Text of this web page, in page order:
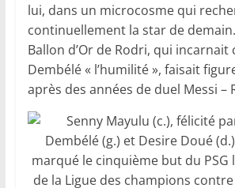
lui, dans un microcosme qui
continuellement la star de
Ballon d’Or de Rodri, qui incarnait
Dembélé « l’humilité », faisait
après des années de duel Messi –